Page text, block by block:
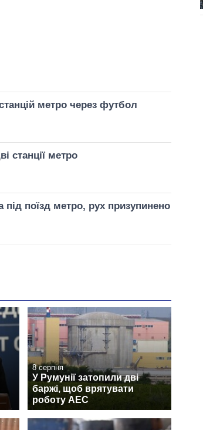
метро через футбол
станції метро
поїзд метро, рух призупинено
8 серпня
У Румунії затопили дві
баржі, щоб врятувати
роботу АЕС